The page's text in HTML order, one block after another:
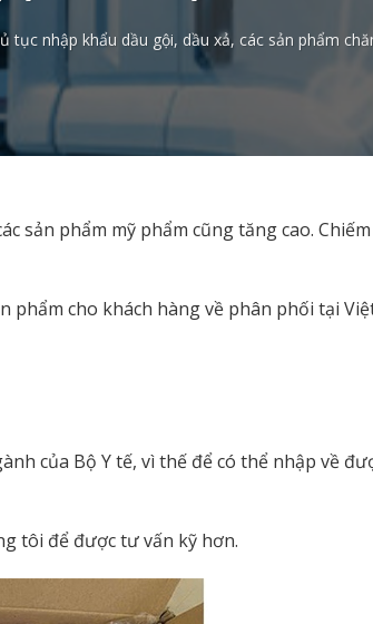
tục nhập khẩu dầu gội, dầu xả, các sản phẩm
sản phẩm mỹ phẩm cũng tăng cao.
cho khách hàng về phân phối tại
của Bộ Y tế, vì thế để có thể nhập về
tôi để được tư vấn kỹ hơn.